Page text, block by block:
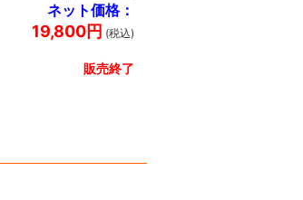
ネット価格：
19,800円 (税込)
販売終了